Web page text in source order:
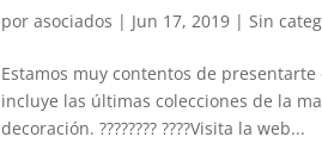
por asociados | Jun 17, 2019| Sin
Estamos muy contentos de
incluye las últimas colecciones de la
decoración. ???????? ????Visita la web...